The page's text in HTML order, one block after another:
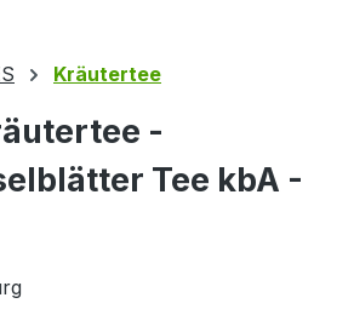
Kräutertee
-
Tee kbA -